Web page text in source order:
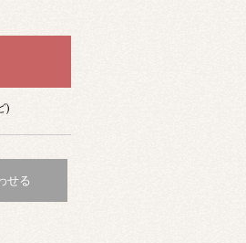
)
せる